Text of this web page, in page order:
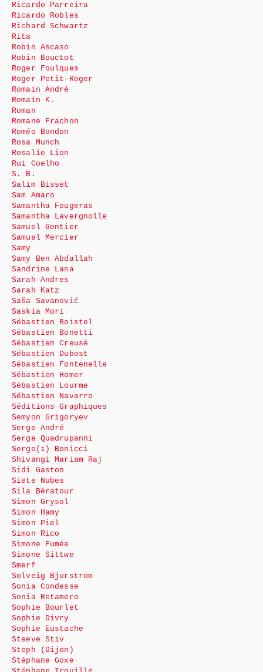
Ricardo Parreira
Ricardo Robles
Richard Schwartz
Rita
Robin Ascaso
Robin Bouctot
Roger Foulques
Roger Petit-Roger
Romain André
Romain K.
Roman
Romane Frachon
Roméo Bondon
Rosa Munch
Rosalie Lion
Rui Coelho
S. B.
Salim Bisset
Sam Amaro
Samantha Fougeras
Samantha Lavergnolle
Samuel Gontier
Samuel Mercier
Samy
Samy Ben Abdallah
Sandrine Lana
Sarah Andres
Sarah Katz
Saša Savanović
Saskia Mori
Sébastien Boistel
Sébastien Bonetti
Sébastien Creusé
Sébastien Dubost
Sébastien Fontenelle
Sébastien Homer
Sébastien Lourme
Sébastien Navarro
Séditions Graphiques
Semyon Grigoryev
Serge André
Serge Quadrupanni
Serge(ï) Bonicci
Shivangi Mariam Raj
Sidi Gaston
Siete Nubes
Sila Bératour
Simon Grysol
Simon Hamy
Simon Piel
Simon Rico
Simone Fumée
Simone Sittwe
Smerf
Solveig Bjurström
Sonia Condesse
Sonia Retamero
Sophie Bourlet
Sophie Divry
Sophie Eustache
Steeve Stiv
Steph (Dijon)
Stéphane Goxe